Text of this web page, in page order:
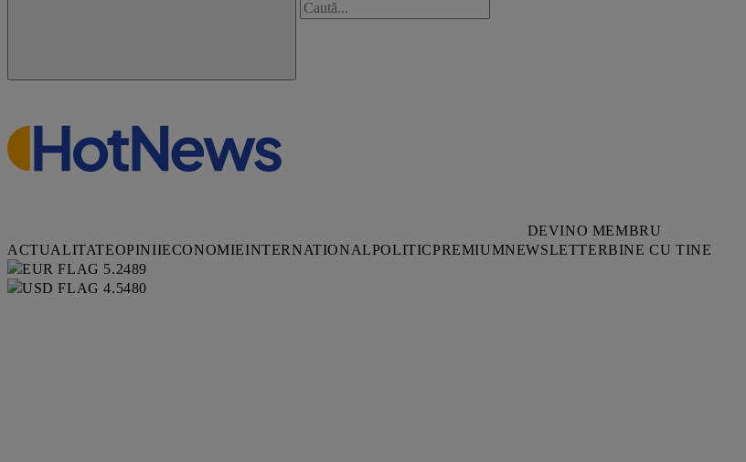
DEVINO MEMBRU
ACTUALITATEOPINIIECONOMIEINTERNATIONALPOLITICPREMIUMNEWSLETTERBINE CU TINE
5.2489
4.5480